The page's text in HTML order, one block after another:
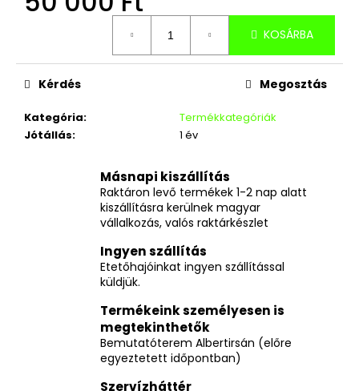
KOSÁRBA
Kategória:
Termékkategóriák
Jótállás: 1 év
Kérdés Megosztás
Másnapi kiszállítás
Raktáron levő termékek 1-2 nap alatt
kiszállításra kerülnek magyar
vállalkozás, valós raktárkészlet
Ingyen szállítás
Etetőhajóinkat ingyen szállítással
küldjük.
Termékeink személyesen is
megtekinthetők
Bemutatóterem Albertirsán (előre
egyeztetett időpontban)
Szervízháttér